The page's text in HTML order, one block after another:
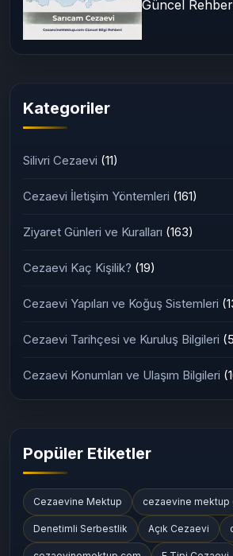
Adana 2 Nolu
Kategoriler
Silivri Cezaevi (11)
Cezaevi İletişim Yöntemleri
Ziyaret Günleri ve Kuralları (163)
Cezaevi Kaç Kişilik?(19)
Cezaevi Yapıları ve Koğuş Sistemleri
Cezaevi Konumları ve Ulaşım Bilgileri
Popüler Etiketler